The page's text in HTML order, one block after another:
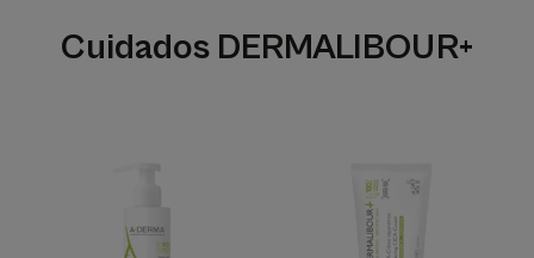
Cuidados DERMALIBOUR+
CICA
reparador
CICA